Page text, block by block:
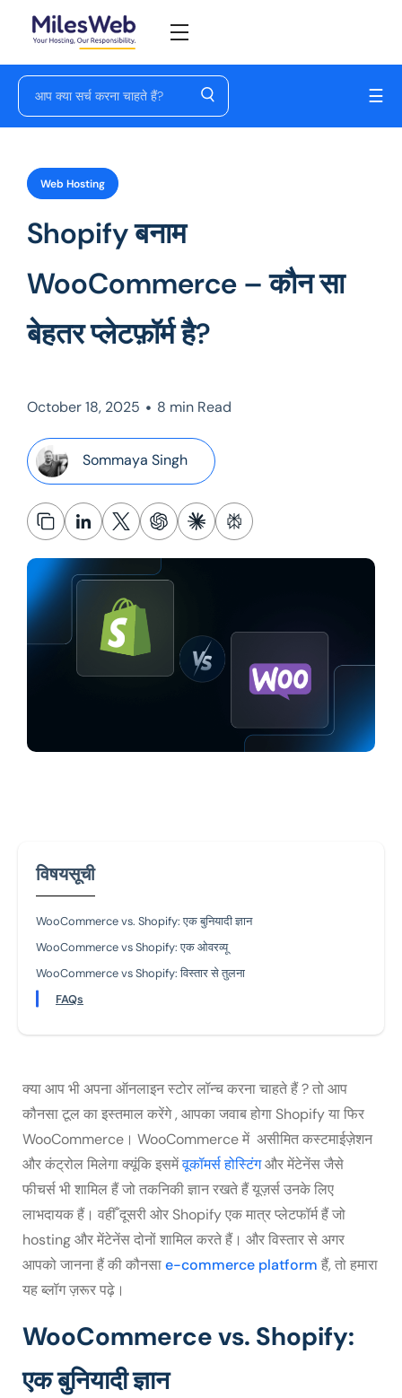
☰
Web Hosting
Shopify बनाम
WooCommerce – कौन सा
बेहतर प्लेटफ़ॉर्म है?
October 18, 2025 • 8 min Read
Sommaya Singh
विषयसूची
WooCommerce vs. Shopify: एक बुनियादी ज्ञान
WooCommerce vs Shopify: एक ओवरव्यू
WooCommerce vs Shopify: विस्तार से तुलना
FAQs
क्या आप भी अपना ऑनलाइन स्टोर लॉन्च करना चाहते हैं ? तो आप
कौनसा टूल का इस्तमाल करेंगे , आपका जवाब होगा Shopify या फिर
WooCommerce। WooCommerce में असीमित कस्टमाईज़ेशन
और कंट्रोल मिलेगा क्यूंकि इसमेंवूकॉमर्स होस्टिंगऔर मेंटेनेंस जैसे
फीचर्स भी शामिल हैं जो तकनिकी ज्ञान रखते हैं यूज़र्स उनके लिए
लाभदायक हैं। वहीँ दूसरी ओर Shopify एक मात्र प्लेटफॉर्म हैं जो
hosting और मेंटेनेंस दोनों शामिल करते हैं। और विस्तार से अगर
आपको जानना हैं की कौनसाe-commerce platform हैं, तो हमारा
यह ब्लॉग ज़रूर पढ़े।
WooCommerce vs. Shopify:
एक बुनियादी ज्ञान